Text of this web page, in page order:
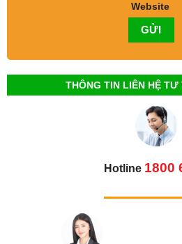
Website
THÔNG TIN LIÊN HỆ TƯ
Hotline 1800